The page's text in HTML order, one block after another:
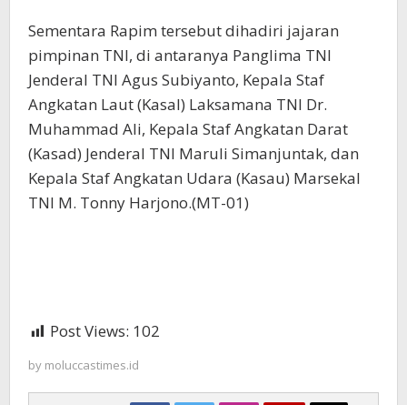
Sementara Rapim tersebut dihadiri jajaran
pimpinan TNI, di antaranya Panglima TNI
Jenderal TNI Agus Subiyanto, Kepala Staf
Angkatan Laut (Kasal) Laksamana TNI Dr.
Muhammad Ali, Kepala Staf Angkatan Darat
(Kasad) Jenderal TNI Maruli Simanjuntak, dan
Kepala Staf Angkatan Udara (Kasau) Marsekal
TNI M. Tonny Harjono.(MT-01)
Post Views: 102
by moluccastimes.id